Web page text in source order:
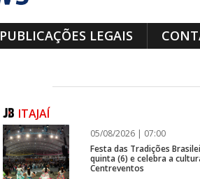
PUBLICAÇÕES LEGAIS
ITAJAÍ
05/08/2026 | 07:00
Festa das Tradições
quinta (6) e celebra a
Centreventos